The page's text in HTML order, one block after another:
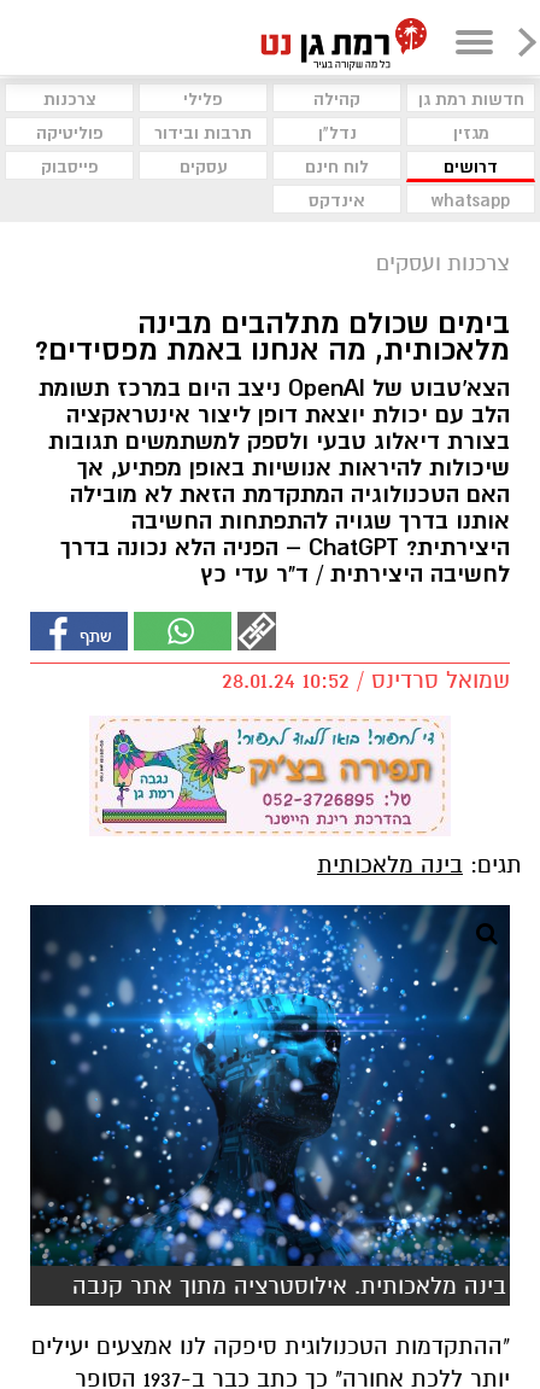
חדשות רמת גן קהילה פלילי
צרכנות
מגזין
נדל"ן תרבות ובידור
פוליטיקה
דרושים
לוח חינם עסקים
פייסבוק
whatsapp
אינדקס
צרכנות ועסקים
בימים שכולם מתלהבים מבינה
מלאכותית, מה אנחנו באמת מפסידים?
הצא'טבוט של OpenAI ניצב היום במרכז תשומת
הלב עם יכולת יוצאת דופן ליצור אינטראקציה
בצורת דיאלוג טבעי ולספק למשתמשים תגובות
שיכולות להיראות אנושיות באופן מפתיע, אך
האם הטכנולוגיה המתקדמת הזאת לא מובילה
אותנו בדרך שגויה להתפתחות החשיבה
היצירתית? ChatGPT – הפניה הלא נכונה בדרך
לחשיבה היצירתית / ד"ר עדי כץ
שמואל סרדינס / 10:52 28.01.24
תגים: בינה מלאכותית
בינה מלאכותית. אילוסטרציה מתוך אתר קנבה
"ההתקדמות הטכנולוגית סיפקה לנו אמצעים יעילים
יותר ללכת אחורה" כך כתב כבר ב-1937 הסופר